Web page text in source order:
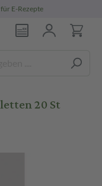
E-Rezepte
20 St